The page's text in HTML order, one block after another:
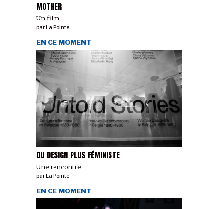
MOTHER
Un film
parLa Pointe
DU DESIGN PLUS FÉMINISTE
Une rencontre
EN CE MOMENT
parLa Pointe
EN CE MOMENT